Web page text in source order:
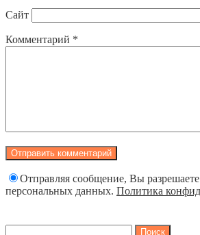
Сайт
Комментарий *
Отправляя сообщение, Вы
персональных данных. Политика